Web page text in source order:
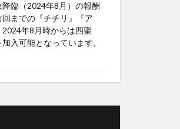
降臨（2024年8月）の報酬
までの『チチリ』『ア
2024年8月時からは四聖
加入可能となっています。